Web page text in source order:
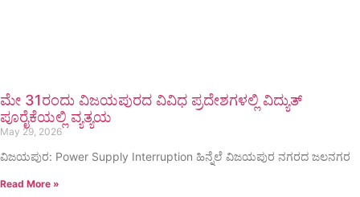
ಮೇ 31ರಂದು ವಿಜಯಪುರದ ವಿವಿಧ ಪ್ರದೇಶಗಳಲ್ಲಿ ವಿದ್ಯುತ್
ಪೂರೈಕೆಯಲ್ಲಿ ವ್ಯತ್ಯಯ
May 29, 2026
ವಿಜಯಪುರ: Power Supply Interruption ಹಿನ್ನೆಲೆ ವಿಜಯಪುರ ನಗರದ ಜಲನಗರ
Read More »